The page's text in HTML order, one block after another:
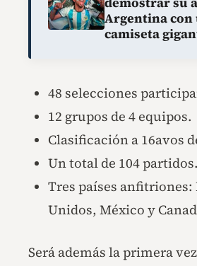
Argentina con
camiseta
48 selecciones
12 grupos de 4 equipos.
Clasificación a 16avos
Un total de 104 partidos.
Tres países anfitriones:
Unidos, México y
Será además la primera